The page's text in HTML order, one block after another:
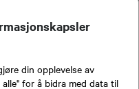
din opplevelse av
for å bidra med data til
formidling av kunnskap om jakt og
men har et sterkt jakt-, fiske-, og